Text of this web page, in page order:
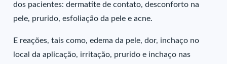
dos pacientes: dermatite de contato, desconforto na
pele, prurido, esfoliação da pele e acne.
E reações, tais como, edema da pele, dor, inchaço no
local da aplicação, irritação, prurido e inchaço nas